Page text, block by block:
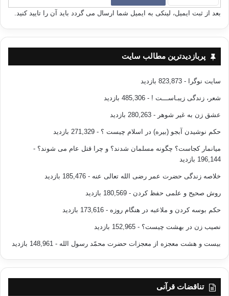
بعد از ثبت ایمیل، لینکی به ایمیل شما ارسال می گردد باید آن را تایید کنید.
پربازدیدترین مطالب سایت
سایت نوگرا - 823,873 بازدید
شعر، زندگی زیبـاســـت ! - 485,306 بازدید
عشق زن به غیر شوهر - 280,263 بازدید
حکم نوشیدن آبجو (بیره) در اسلام چیست ؟ - 271,329 بازدید
میانمار کجاست؟ چگونه مسلمان شدند؟ و چرا قتل عام می شوند؟ -
196,144 بازدید
خلاصه زندگی حضرت عمر رضی الله تعالی عنه - 185,476 بازدید
روش صحیح و علمی حفظ کردن - 180,569 بازدید
حکم بوسه کردن و ملاعبه در هنگام روزه - 173,616 بازدید
نصیب زن در بهشت چیست؟ - 152,965 بازدید
بیست و هشت معجزه از معجزات حضرت محمّد رسول الله - 148,961 بازدید
تناقضات قرآنی